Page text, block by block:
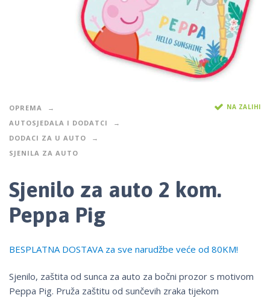
OPREMA
AUTOSJEDALA I DODATCI
DODACI ZA U AUTO
SJENILA ZA AUTO
NA ZALIHI
Sjenilo za auto 2 kom.
Peppa Pig
BESPLATNA DOSTAVA za sve narudžbe veće od 80KM!
Sjenilo, zaštita od sunca za auto za bočni prozor s motivom
Peppa Pig. Pruža zaštitu od sunčevih zraka tijekom